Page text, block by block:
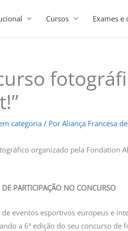
Cursos Exames e
categoria/ Por Aliança Francesa
organizado pela Fondation
PARTICIPAÇÃO NO CONCURSO
eventos esportivos europeus e
a 6ª edição do seu concurso